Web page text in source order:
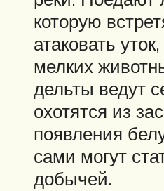
которую
атаковать
мелких
дельты ведут
охотятся из
появления
сами могут
добычей.